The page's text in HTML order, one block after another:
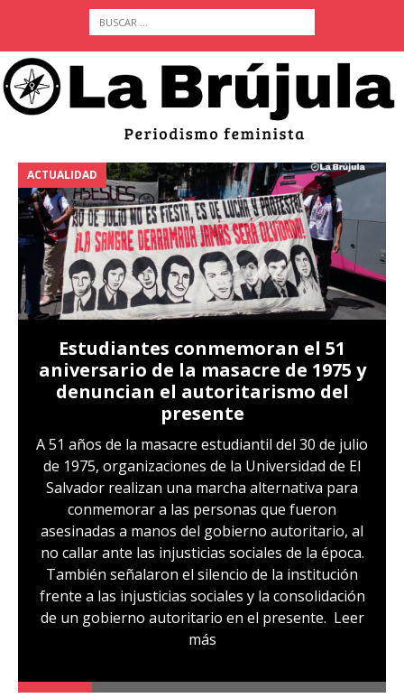
ACTUALIDAD
Estudiantes conmemoran el 51
aniversario de la masacre de 1975 y
denuncian el autoritarismo del
presente
A 51 años de la masacre estudiantil del 30 de julio
de 1975, organizaciones de la Universidad de El
Salvador realizan una marcha alternativa para
conmemorar a las personas que fueron
asesinadas a manos del gobierno autoritario, al
no callar ante las injusticias sociales de la época.
También señalaron el silencio de la institución
frente a las injusticias sociales y la consolidación
de un gobierno autoritario en el presente. Leer
más